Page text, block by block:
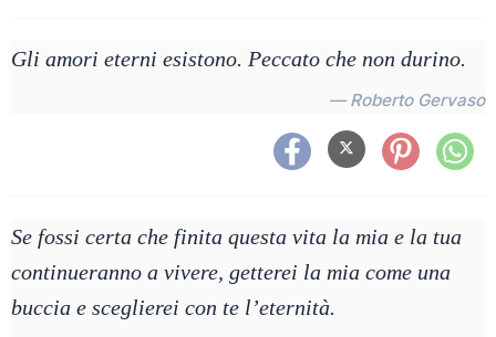
Gli amori eterni esistono. Peccato che non durino.
— Roberto Gervaso
Se fossi certa che finita questa vita la mia e la tua
continueranno a vivere, getterei la mia come una
buccia e sceglierei con te l’eternità.